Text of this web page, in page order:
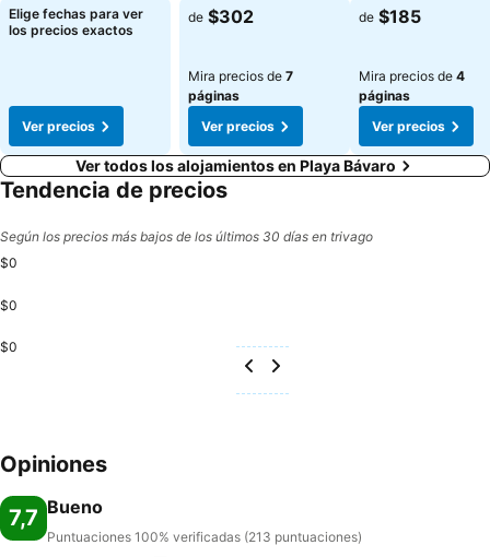
Elige fechas para ver
los precios exactos
Ver precios
de $302
Mira precios de 7
páginas
Ver precios
de $185
Mira precios de 4
páginas
Ver precios
Ver todos los alojamientos en Playa Bávaro
Tendencia de precios
Según los precios más bajos de los últimos 30 días en trivago
$0
$0
$0
Opiniones
7,7 Bueno
Puntuaciones 100% verificadas (213 puntuaciones)